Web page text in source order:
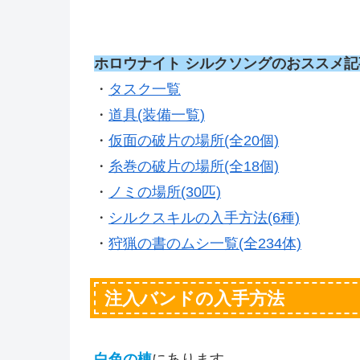
ホロウナイト シルクソングのおススメ
・ タスク一覧
・ 道具(装備一覧)
・ 仮面の破片の場所(全20個)
・ 糸巻の破片の場所(全18個)
・ ノミの場所(30匹)
・ シルクスキルの入手方法(6種)
・ 狩猟の書のムシ一覧(全234体)
注入バンドの入手方法